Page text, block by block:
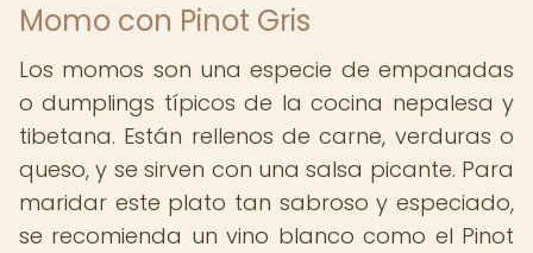
Momo con Pinot Gris
Los momos son una especie de empanadas
o dumplings típicos de la cocina nepalesa y
tibetana. Están rellenos de carne, verduras o
queso, y se sirven con una salsa picante. Para
maridar este plato tan sabroso y especiado,
se recomienda un vino blanco como el Pinot